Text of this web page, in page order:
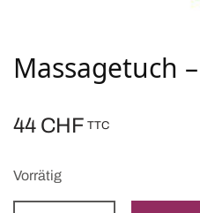
Massagetuch
44 CHF TTC
Vorrätig